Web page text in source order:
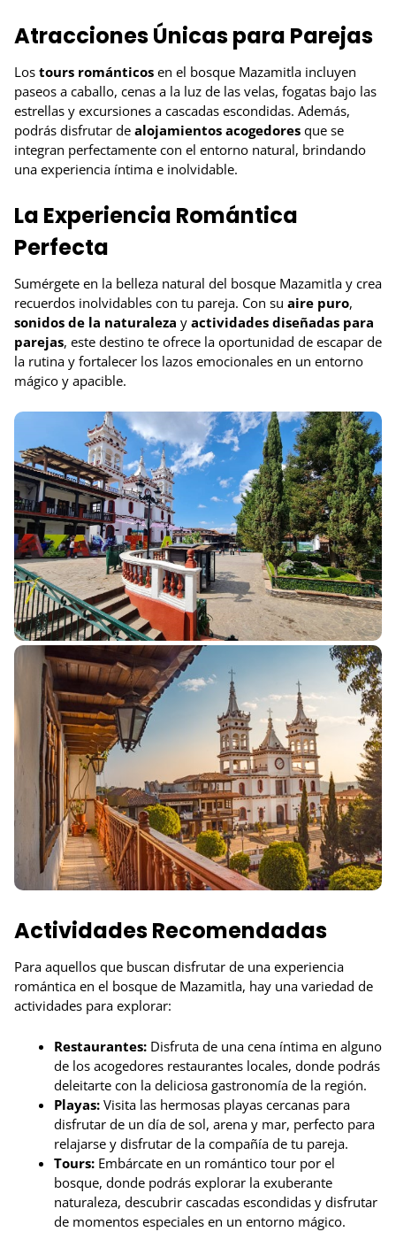
Atracciones Únicas para Parejas
Los tours románticos en el bosque Mazamitla incluyen
paseos a caballo, cenas a la luz de las velas, fogatas bajo las
estrellas y excursiones a cascadas escondidas. Además,
podrás disfrutar de alojamientos acogedores que se
integran perfectamente con el entorno natural, brindando
una experiencia íntima e inolvidable.
La Experiencia Romántica
Perfecta
Sumérgete en la belleza natural del bosque Mazamitla y crea
recuerdos inolvidables con tu pareja. Con su aire puro,
sonidos de la naturaleza y actividades diseñadas para
parejas, este destino te ofrece la oportunidad de escapar de
la rutina y fortalecer los lazos emocionales en un entorno
mágico y apacible.
Actividades Recomendadas
Para aquellos que buscan disfrutar de una experiencia
romántica en el bosque de Mazamitla, hay una variedad de
actividades para explorar:
Restaurantes: Disfruta de una cena íntima en alguno
de los acogedores restaurantes locales, donde podrás
deleitarte con la deliciosa gastronomía de la región.
Playas: Visita las hermosas playas cercanas para
disfrutar de un día de sol, arena y mar, perfecto para
relajarse y disfrutar de la compañía de tu pareja.
Tours: Embárcate en un romántico tour por el
bosque, donde podrás explorar la exuberante
naturaleza, descubrir cascadas escondidas y disfrutar
de momentos especiales en un entorno mágico.